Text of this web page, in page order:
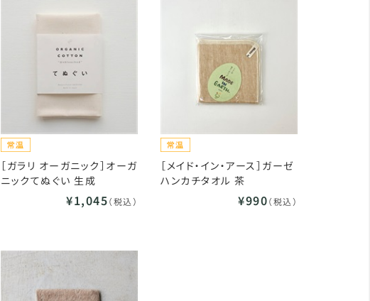
［ガラリ オーガニック］オーガ
ニックてぬぐい 生成
¥1,045（税込）
［メイド・イン・アース］ガーゼ
ハンカチタオル 茶
¥990（税込）